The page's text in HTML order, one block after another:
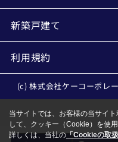
新築戸建て
利用規約
(c) 株式会社ケーコーポ
当サイトでは、お客様の当サイ
して、クッキー（Cookie）を使用
詳しくは、当社の「Cookieの取